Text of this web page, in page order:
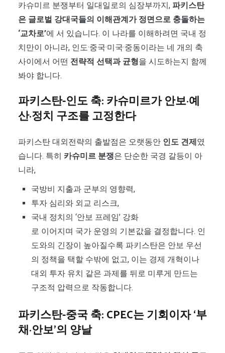
카슈미르 분쟁부터 일대일로의 심장부까지, 파키스탄
은 글로벌 강대국들의 이해관계가 정면으로 충돌하는
‘교차로’에 서 있습니다. 이 나라를 이해하려면 국내 정
치만이 아니라, 인도·중국·미국·중동이라는 네 개의 축
사이에서 어떤 전략적 선택과 균형을 시도하는지 함께
봐야 합니다.
파키스탄-인도 축: 카슈미르가 안보·예
산·정치 구조를 고정한다
파키스탄 대외전략의 출발점은 오랫동안 인도 견제 였
습니다. 특히 카슈미르 분쟁은 단순한 국경 갈등이 아
니라,
국방비 지출과 군부의 영향력,
투자 심리와 외교 리스크,
국내 정치의 ‘안보 프레임’ 강화
로 이어지며 국가 운영의 기본값을 결정합니다. 인
도와의 긴장이 높아질수록 파키스탄은 안보 우선
의 정책을 택할 수밖에 없고, 이는 경제 개혁이나
대외 투자 유치 같은 과제를 뒤로 미루게 만드는
구조적 압력으로 작동합니다.
파키스탄-중국 축: CPEC는 기회이자 ‘부
채·안보’의 양날